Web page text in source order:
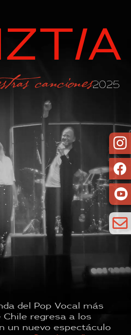




del Pop Vocal más
Chile regresa a los
un nuevo espectáculo